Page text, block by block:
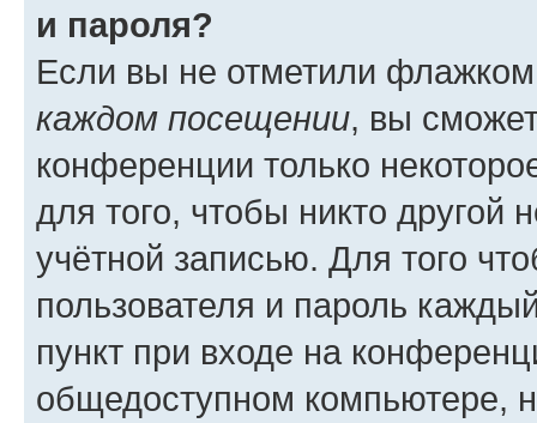
и пароля?
Если вы не отметили
каждом посещении, вы
конференции только
для того, чтобы никто другой
учётной записью. Для того
пользователя и пароль
пункт при входе на
общедоступном компьютере,